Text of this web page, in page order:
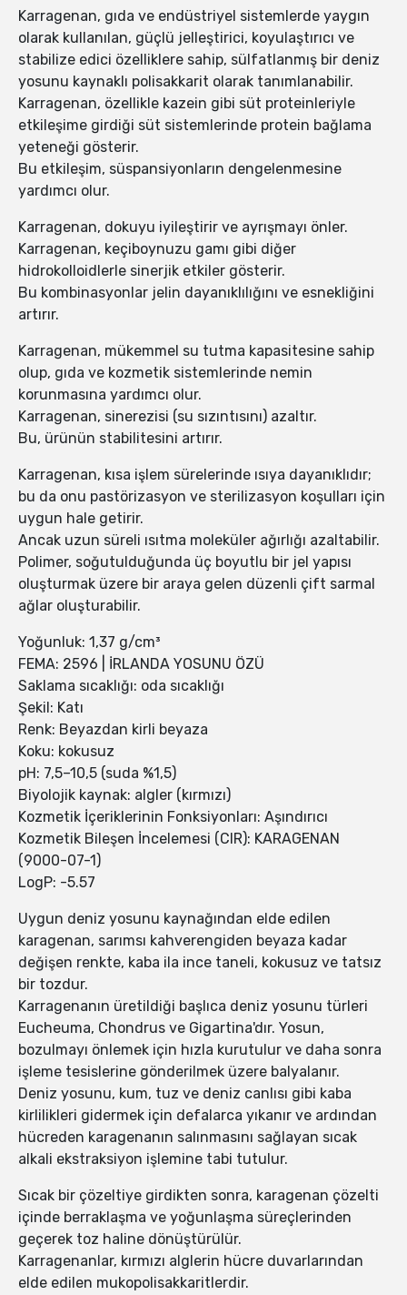
Karragenan, gıda ve endüstriyel sistemlerde yaygın
olarak kullanılan, güçlü jelleştirici, koyulaştırıcı ve
stabilize edici özelliklere sahip, sülfatlanmış bir deniz
yosunu kaynaklı polisakkarit olarak tanımlanabilir.
Karragenan, özellikle kazein gibi süt proteinleriyle
etkileşime girdiği süt sistemlerinde protein bağlama
yeteneği gösterir.
Bu etkileşim, süspansiyonların dengelenmesine
yardımcı olur.
Karragenan, dokuyu iyileştirir ve ayrışmayı önler.
Karragenan, keçiboynuzu gamı ​​gibi diğer
hidrokolloidlerle sinerjik etkiler gösterir.
Bu kombinasyonlar jelin dayanıklılığını ve esnekliğini
artırır.
Karragenan, mükemmel su tutma kapasitesine sahip
olup, gıda ve kozmetik sistemlerinde nemin
korunmasına yardımcı olur.
Karragenan, sinerezisi (su sızıntısını) azaltır.
Bu, ürünün stabilitesini artırır.
Karragenan, kısa işlem sürelerinde ısıya dayanıklıdır;
bu da onu pastörizasyon ve sterilizasyon koşulları için
uygun hale getirir.
Ancak uzun süreli ısıtma moleküler ağırlığı azaltabilir.
Polimer, soğutulduğunda üç boyutlu bir jel yapısı
oluşturmak üzere bir araya gelen düzenli çift sarmal
ağlar oluşturabilir.
Yoğunluk: 1,37 g/cm³
FEMA: 2596 | İRLANDA YOSUNU ÖZÜ
Saklama sıcaklığı: oda sıcaklığı
Şekil: Katı
Renk: Beyazdan kirli beyaza
Koku: kokusuz
pH: 7,5–10,5 (suda %1,5)
Biyolojik kaynak: algler (kırmızı)
Kozmetik İçeriklerinin Fonksiyonları: Aşındırıcı
Kozmetik Bileşen İncelemesi (CIR): KARAGENAN
(9000-07-1)
LogP: -5.57
Uygun deniz yosunu kaynağından elde edilen
karagenan, sarımsı kahverengiden beyaza kadar
değişen renkte, kaba ila ince taneli, kokusuz ve tatsız
bir tozdur.
Karragenanın üretildiği başlıca deniz yosunu türleri
Eucheuma, Chondrus ve Gigartina'dır. Yosun,
bozulmayı önlemek için hızla kurutulur ve daha sonra
işleme tesislerine gönderilmek üzere balyalanır.
Deniz yosunu, kum, tuz ve deniz canlısı gibi kaba
kirlilikleri gidermek için defalarca yıkanır ve ardından
hücreden karagenanın salınmasını sağlayan sıcak
alkali ekstraksiyon işlemine tabi tutulur.
Sıcak bir çözeltiye girdikten sonra, karagenan çözelti
içinde berraklaşma ve yoğunlaşma süreçlerinden
geçerek toz haline dönüştürülür.
Karragenanlar, kırmızı alglerin hücre duvarlarından
elde edilen mukopolisakkaritlerdir.